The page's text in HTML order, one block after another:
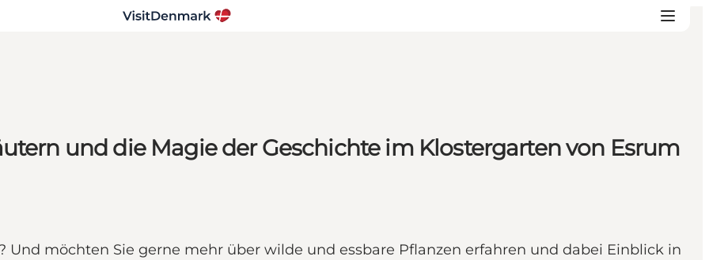
und die Magie der Geschichte im Klostergarten von Esrum
Und möchten Sie gerne mehr über wilde und essbare Pflanzen erfahren und dabei Einblick in